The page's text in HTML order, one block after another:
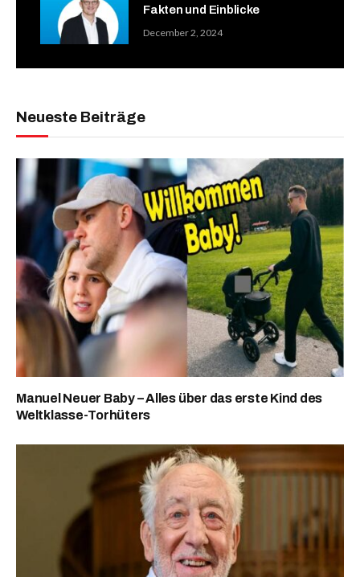
Fakten und Einblicke
December 2, 2024
Neueste Beiträge
Manuel Neuer Baby – Alles über das erste Kind des
Weltklasse-Torhüters